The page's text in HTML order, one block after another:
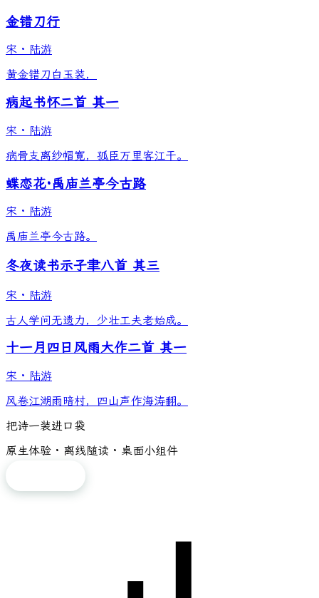
金错刀行
宋 · 陆游
黄金错刀白玉装，
病起书怀二首 其一
宋 · 陆游
病骨支离纱帽寛，孤臣万里客江干。
蝶恋花·禹庙兰亭今古路
宋 · 陆游
禹庙兰亭今古路。
冬夜读书示子聿八首 其三
宋 · 陆游
古人学问无遗力，少壮工夫老始成。
十一月四日风雨大作二首 其一
宋 · 陆游
风卷江湖雨暗村，四山声作海涛翻。
把诗一装进口袋
原生体验 · 离线随读 · 桌面小组件